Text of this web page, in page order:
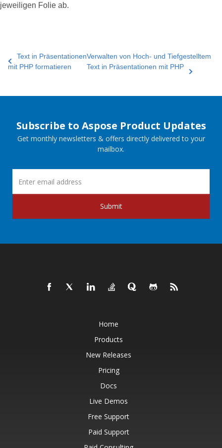
jeweiligen Folie ab.
Text in Präsentationen
mit PHP formatieren
Verwalten von Hoch- und Tiefgestelltem
Text in Präsentationen mit PHP
Subscribe to Aspose Product Updates
Get monthly newsletters & offers directly delivered to your
mailbox.
Submit
Home
Products
New Releases
Pricing
Docs
Live Demos
Free Support
Paid Support